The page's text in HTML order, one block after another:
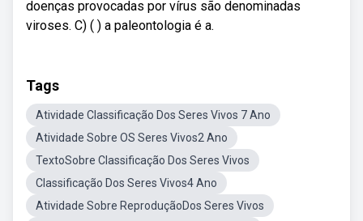
doenças provocadas por vírus são denominadas
viroses. C) ( ) a paleontologia é a.
Tags
Atividade Classificação Dos Seres Vivos 7 Ano
Atividade Sobre OS Seres Vivos2 Ano
TextoSobre Classificação Dos Seres Vivos
Classificação Dos Seres Vivos4 Ano
Atividade Sobre ReproduçãoDos Seres Vivos